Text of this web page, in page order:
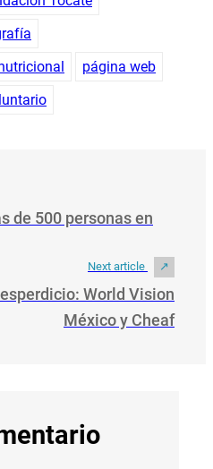
página web
de 500 personas en
Next article
World Vision
México y Cheaf